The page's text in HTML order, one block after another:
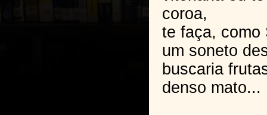
coroa,
te faça, como
um soneto
buscaria
denso mato...